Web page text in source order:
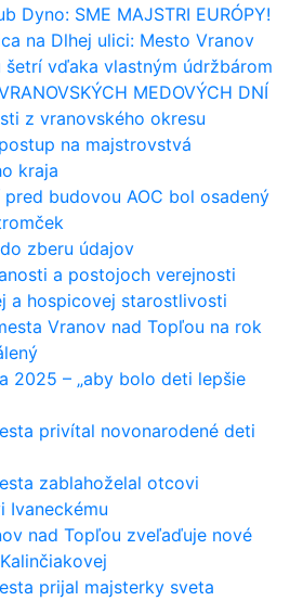
Dyno: SME MAJSTRI EURÓPY!
na Dlhej ulici: Mesto Vranov
šetrí vďaka vlastným údržbárom
MEDOVÝCH DNÍ
z vranovského okresu
na majstrovstvá
kraja
pred budovou AOC bol osadený
zberu údajov
a postojoch verejnosti
a hospicovej starostlivosti
Vranov nad Topľou na rok
2025 – „aby bolo deti lepšie
privítal novonarodené deti
zablahoželal otcovi
Ivaneckému
nad Topľou zveľaďuje nové
prijal majsterky sveta